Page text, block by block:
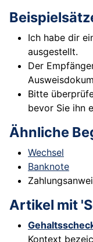
Ich habe dir
ausgestellt.
Der
Bitte
bevor Sie ihn
Ähnliche
Wechsel
Banknote
Artikel mit
Kontext